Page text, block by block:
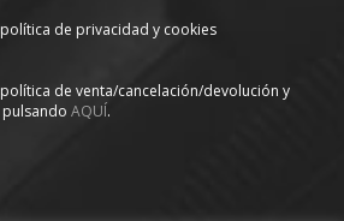
de privacidad y cookies
de venta/cancelación/devolución y
AQUÍ.